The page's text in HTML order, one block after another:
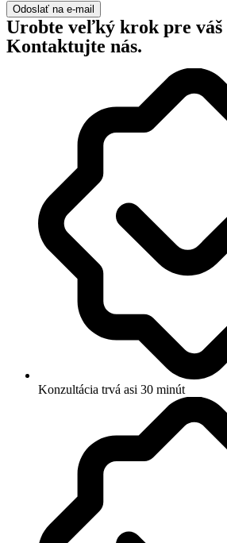
Odoslať na e-mail
Urobte veľký krok pre váš
Kontaktujte nás.
Konzultácia trvá asi 30 minút